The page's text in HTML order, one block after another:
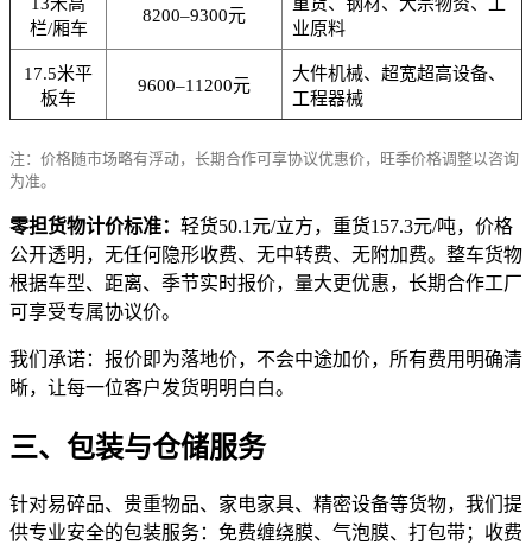
栏/厢车
8200–9300元
业原料
17.5米平
板车
9600–11200元
大件机械、超宽超高设备、
工程器械
注：价格随市场略有浮动，长期合作可享协议优惠价，旺季价格调整以咨询
为准。
零担货物计价标准： 轻货50.1元/立方，重货157.3元/吨，价格
公开透明，无任何隐形收费、无中转费、无附加费。整车货物
根据车型、距离、季节实时报价，量大更优惠，长期合作工厂
可享受专属协议价。
我们承诺：报价即为落地价，不会中途加价，所有费用明确清
晰，让每一位客户发货明明白白。
三、包装与仓储服务
针对易碎品、贵重物品、家电家具、精密设备等货物，我们提
供专业安全的包装服务：免费缠绕膜、气泡膜、打包带；收费